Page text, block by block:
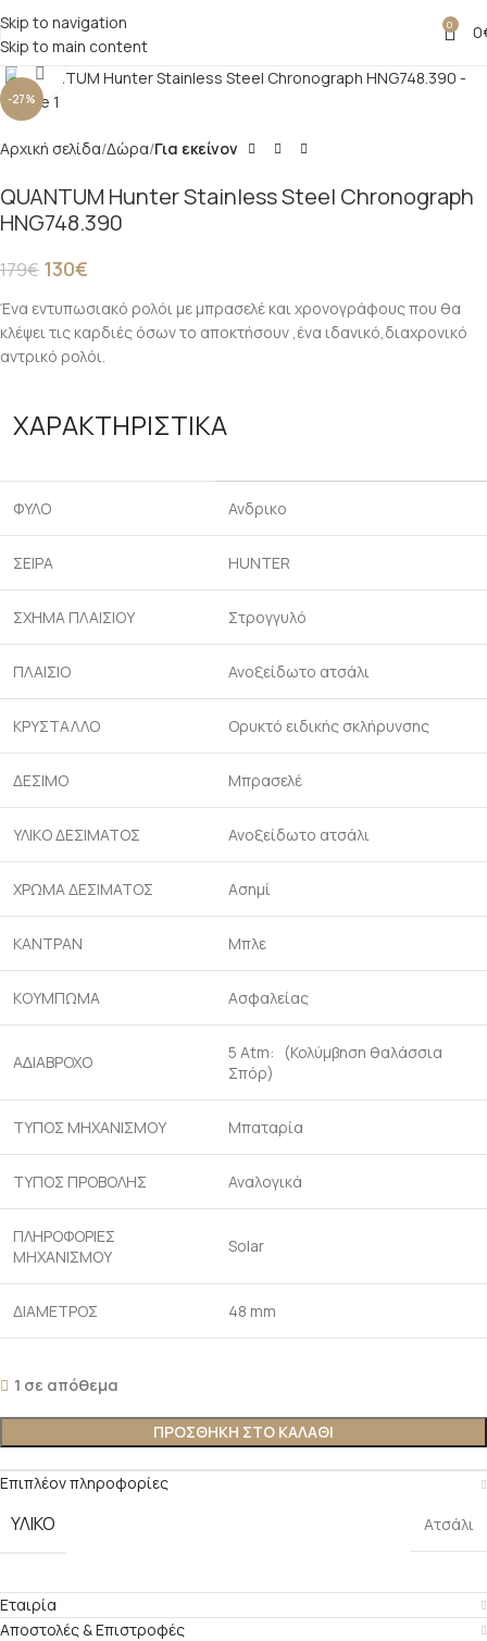
Skip to navigation
Skip to main content
0 0
-27%
Click to enlarge
Αρχική σελίδα Δώρα Για εκείνον
QUANTUM Hunter Stainless Steel Chronograph
HNG748.390
179€ 130€
Ένα εντυπωσιακό ρολόι με μπρασελέ και χρονογράφους που θα
κλέψει τις καρδιές όσων το αποκτήσουν ,ένα ιδανικό,διαχρονικό
αντρικό ρολόι.
ΧΑΡΑΚΤΗΡΙΣΤΙΚΑ
ΦΥΛΟ Ανδρικo
ΣΕΙΡΑ HUNTER
ΣΧΗΜΑ ΠΛΑΙΣΙΟΥ Στρογγυλό
ΠΛΑΙΣΙΟ Ανοξείδωτο ατσάλι
ΚΡΥΣΤΑΛΛΟ Ορυκτό ειδικής σκλήρυνσης
ΔΕΣΙΜΟ Μπρασελέ
ΥΛΙΚΟ ΔΕΣΙΜΑΤΟΣ Ανοξείδωτο ατσάλι
ΧΡΩΜΑ ΔΕΣΙΜΑΤΟΣ Aσημί
ΚΑΝΤΡΑΝ Μπλε
ΚΟΥΜΠΩΜΑ Ασφαλείας
Α∆ΙΑΒΡΟΧΟ
5 Atm: (Κολύμβηση θαλάσσια
Σπόρ)
ΤΥΠΟΣ ΜΗΧΑΝΙΣΜΟΥ Μπαταρία
ΤΥΠΟΣ ΠΡΟΒΟΛΗΣ Αναλογικά
ΠΛΗΡΟΦΟΡΙΕΣ
ΜΗΧΑΝΙΣΜΟΥ
Solar
ΔΙΑΜΕΤΡΟΣ 48 mm
1 σε απόθεμα
ΠΡΟΣΘΉΚΗ ΣΤΟ ΚΑΛΆΘΙ
Επιπλέον πληροφορίες
ΥΛΙΚΌ Ατσάλι
Εταιρία
Αποστολές & Επιστροφές